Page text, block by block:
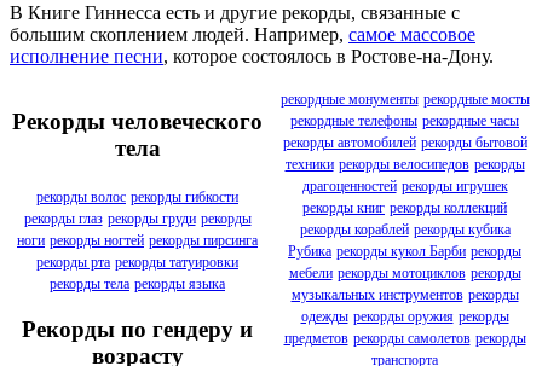
В Книге Гиннесса есть и другие рекорды, связанные с
большим скоплением людей. Например, самое массовое
исполнение песни, которое состоялось в Ростове-на-Дону.
Рекорды человеческого
тела
рекорды волос рекорды гибкости
рекорды глаз рекорды груди рекорды
ноги рекорды ногтей рекорды пирсинга
рекорды рта рекорды татуировки
рекорды тела рекорды языка
Рекорды по гендеру и
возрасту
рекордные монументы рекордные мосты
рекордные телефоны рекордные часы
рекорды автомобилей рекорды бытовой
техники рекорды велосипедов рекорды
драгоценностей рекорды игрушек
рекорды книг рекорды коллекций
рекорды кораблей рекорды кубика
Рубика рекорды кукол Барби рекорды
мебели рекорды мотоциклов рекорды
музыкальных инструментов рекорды
одежды рекорды оружия рекорды
предметов рекорды самолетов рекорды
транспорта